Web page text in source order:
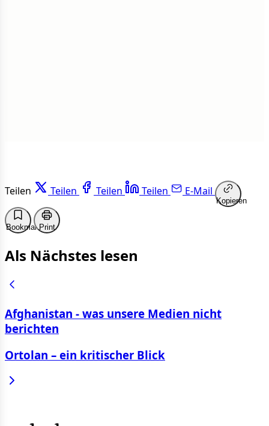
Teilen Teilen Teilen Teilen E-Mail
Kopieren
BookmarkPrint
Als Nächstes lesen
Afghanistan - was unsere Medien nicht
berichten
Ortolan – ein kritischer Blick